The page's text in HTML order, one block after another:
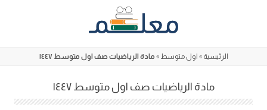
الرئيسية » اول متوسط » مادة الرياضيات صف اول متوسط ١٤٤٧
مادة الرياضيات صف اول متوسط ١٤٤٧